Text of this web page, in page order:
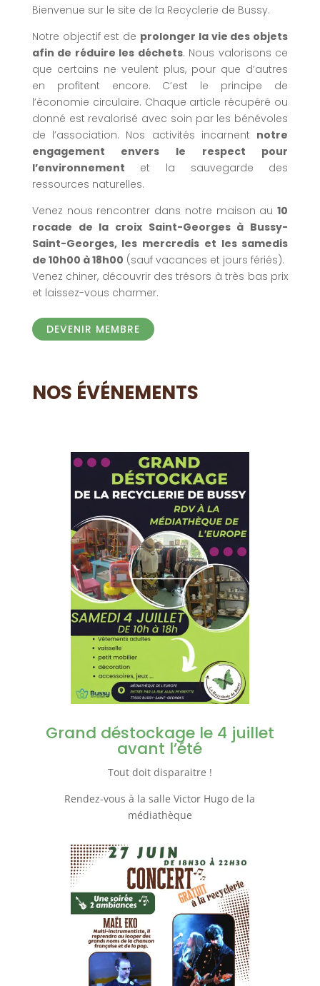
Bienvenue sur le site de la Recyclerie de Bussy.
Notre objectif est de prolonger la vie des objets
afin de réduire les déchets. Nous valorisons ce
que certains ne veulent plus, pour que d’autres
en profitent encore. C’est le principe de
l’économie circulaire. Chaque article récupéré ou
donné est revalorisé avec soin par les bénévoles
de l’association. Nos activités incarnent notre
engagement envers le respect pour
l’environnement et la sauvegarde des
ressources naturelles.
Venez nous rencontrer dans notre maison au10
rocade de la croix Saint-Georges à Bussy-
Saint-Georges, les mercredis et les samedis
de 10h00 à 18h00 (sauf vacances et jours fériés).
Venez chiner, découvrir des trésors à très bas prix
et laissez-vous charmer.
DEVENIR MEMBRE
NOS ÉVÉNEMENTS
Grand déstockage le 4 juillet
avant l’été
Tout doit disparaitre !
Rendez-vous à la salle Victor Hugo de la
médiathèque